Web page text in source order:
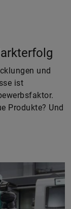
und
ist
Produkte? Und